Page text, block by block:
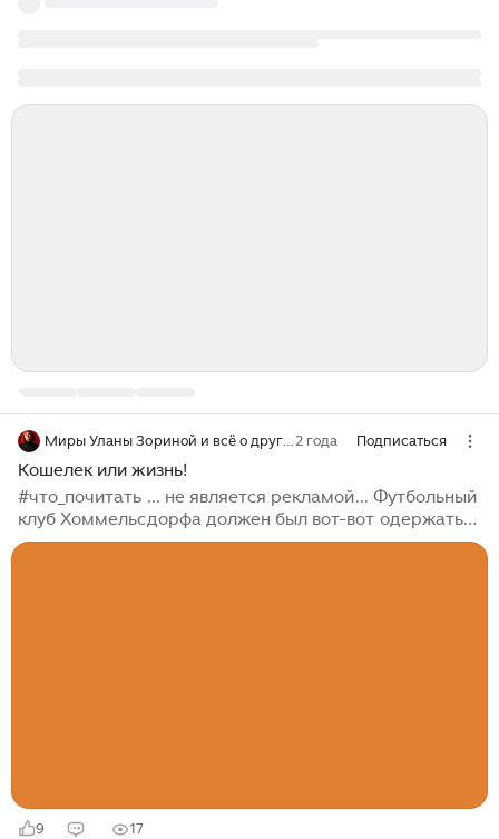
2 года Подписаться
Кошелек или жизнь!
#что_почитать ... не является рекламой... Футбольный
клуб Хоммельсдорфа должен был вот-вот одержать
победу в важной игре, но команда противника грубо
9 17